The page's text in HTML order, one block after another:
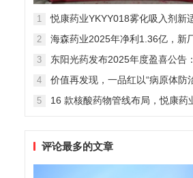
制剂全球化迈出关键一步
1
悦康药业YKYY018雾化吸入剂新
感染防治
2
海森药业2025年净利1.36亿，新
3
东阳光药发布2025年度盈喜公告
维度
4
价值再发现，一品红以“病原体防
5
16 款核酸药物管线布局，悦康药
评论最多的文章